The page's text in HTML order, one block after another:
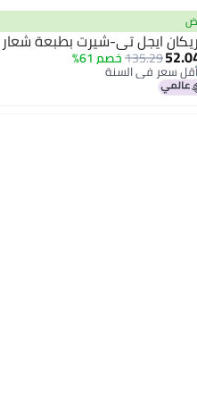
ايجل تي-شيرت بطبعة شعار
135.29خصم 61%
أقل سعر في السنة
باقي 1 وحدات في المخزون
أقل سعر في السنة